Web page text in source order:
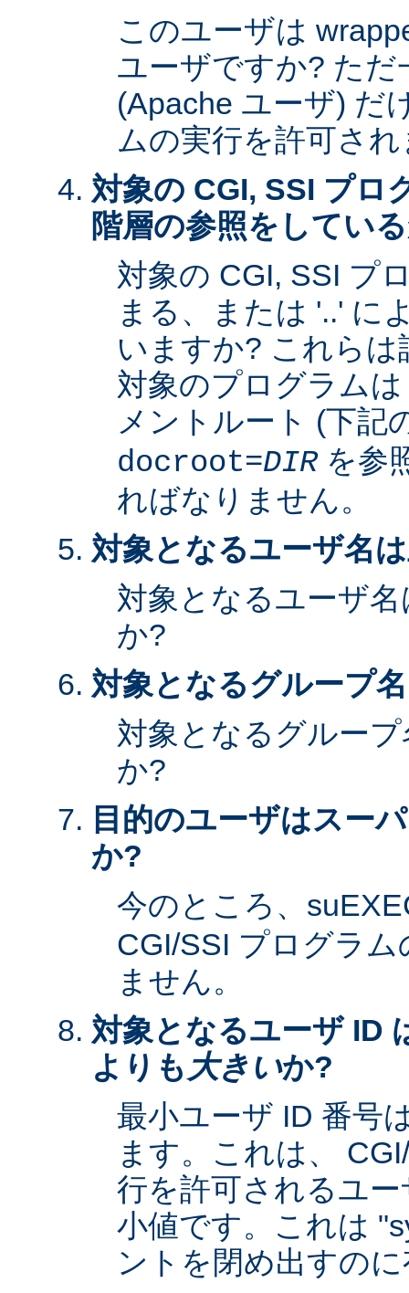
このユーザは
ユーザですか? ただ
(Apache ユーザ) だ
ムの実行を許可さ
対象の CGI, SSI プロ
階層の参照をしてい
対象の CGI, SSI プ
まる、または '..' に
いますか? これら
対象のプログラム
メントルート (下記
docroot=DIRを参
ればなりません。
対象となるユーザ名
対象となるユーザ
か?
対象となるグループ
対象となるグルー
か?
目的のユーザはスー
か?
今のところ、
CGI/SSI プログラ
ません。
対象となるユーザ ID
よりも 大きいか?
最小ユーザ ID 番号
ます。これは、
行を許可されるユ
小値です。これは
ントを閉め出すの